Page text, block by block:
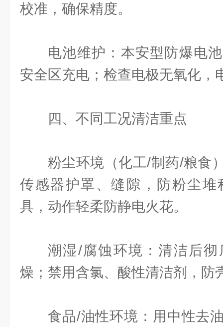
校准，确保精度。
电池维护：本安型防爆电
安全区充电；检查电极无氧化，
四、不同工况清洁重点
粉尘环境（化工/制药/粮食
传感器护罩、缝隙，防粉尘堆
具，动作轻柔防静电火花。
潮湿/腐蚀环境：清洁后
燥；禁用含氯、酸性清洁剂，防
食品/油性环境：用中性去